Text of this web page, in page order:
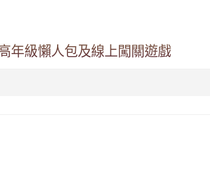
年級懶人包及線上闖關遊戲